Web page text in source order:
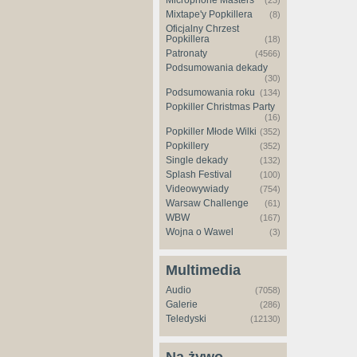
Mixtape'y Popkillera (8)
Oficjalny Chrzest
Popkillera
(18)
Patronaty (4566)
Podsumowania dekady
(30)
Podsumowania roku (134)
Popkiller Christmas Party
(16)
Popkiller Młode Wilki (352)
Popkillery (352)
Single dekady (132)
Splash Festival (100)
Videowywiady (754)
Warsaw Challenge (61)
WBW (167)
Wojna o Wawel (3)
Multimedia
Audio (7058)
Galerie (286)
Teledyski (12130)